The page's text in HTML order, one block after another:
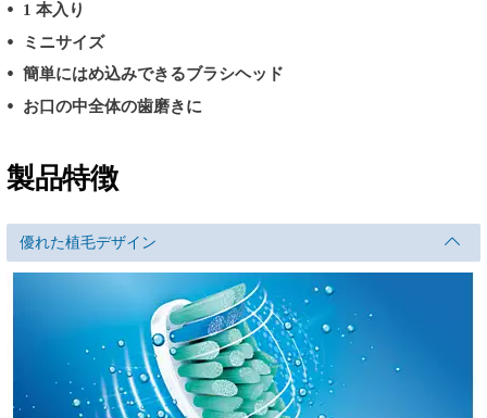
1 本入り
ミニサイズ
簡単にはめ込みできるブラシヘッド
お口の中全体の歯磨きに
製品特徴
優れた植毛デザイン